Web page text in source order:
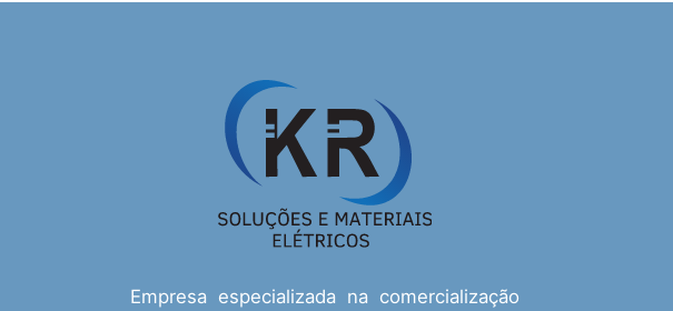
Empresa especializada na comercialização